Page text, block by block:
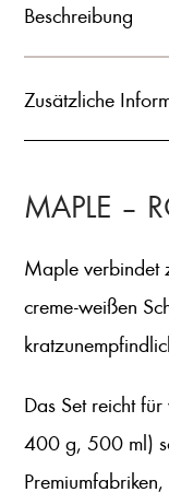
Beschreibung
Zusätzliche
MAPLE –
Maple verbindet
creme-weißen
Das Set reicht
400 g, 500 ml)